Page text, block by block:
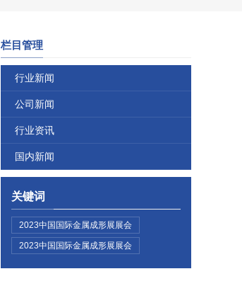
栏目管理
行业新闻
公司新闻
行业资讯
国内新闻
关键词
2023中国国际金属成形展展会
2023中国国际金属成形展展会